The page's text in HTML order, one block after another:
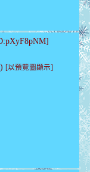
[以預覽圖顯示]